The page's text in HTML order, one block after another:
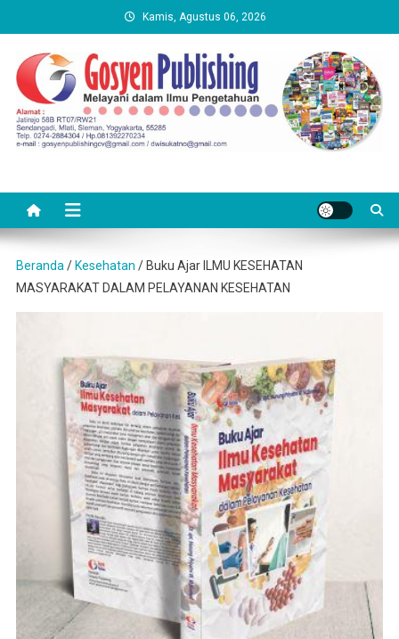
to
content
Kamis, Agustus 06, 2026
Beranda/ Kesehatan / Buku Ajar ILMU KESEHATAN
MASYARAKAT DALAM PELAYANAN KESEHATAN